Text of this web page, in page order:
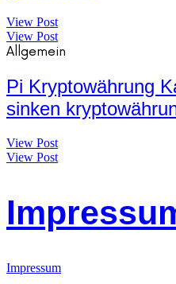
View Post
View Post
Allgemein
Pi Kryptowährung
sinken
View Post
View Post
Impressum